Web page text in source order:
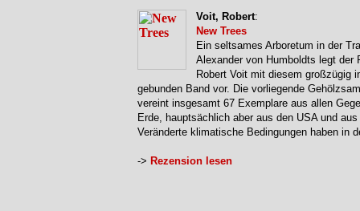
Voit, Robert:
New Trees
Ein seltsames Arboretum in der
Alexander von Humboldts legt der
Robert Voit mit diesem großzügig
gebunden Band vor. Die vorliegende
vereint insgesamt 67 Exemplare aus allen
Erde, hauptsächlich aber aus den USA und
Veränderte klimatische Bedingungen haben in
-> Rezension lesen